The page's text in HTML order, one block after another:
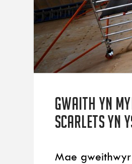
Gwaith yn
Scarlets yn
Mae